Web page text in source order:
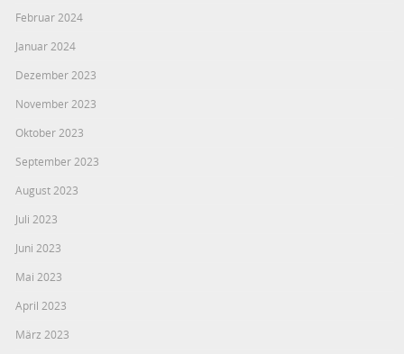
Februar 2024
Januar 2024
Dezember 2023
November 2023
Oktober 2023
September 2023
August 2023
Juli 2023
Juni 2023
Mai 2023
April 2023
März 2023